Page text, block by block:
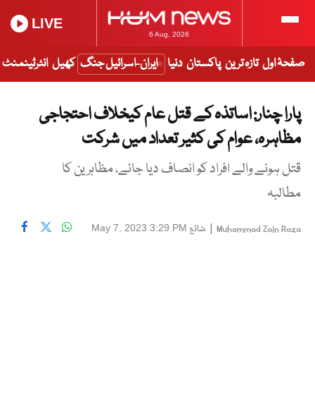
6 Aug, 2026
LIVE
صفحۂ اول تازہ ترین پاکستان دنیا ایران-اسرائیل جنگ کھیل انٹرٹینمنٹ
پارا چنار: اساتذہ کے قتل عام کیخلاف احتجاجی
مظاہرہ، عوام کی کثیر تعداد میں شرکت
قتل ہونے والے افراد کو انصاف دیا جائے، مظاہرین کا
مطالبہ
Muhammad Zain Raza
| شائع May 7, 2023 3:29 PM